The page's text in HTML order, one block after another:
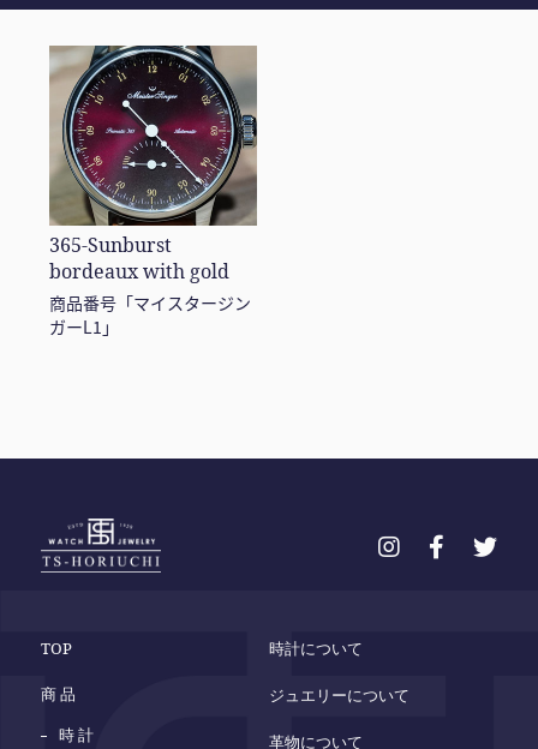
365-Sunburst
bordeaux with gold
商品番号「マイスタージン
ガーL1」
TOP
商 品
時 計
時計について
ジュエリーについて
革物について